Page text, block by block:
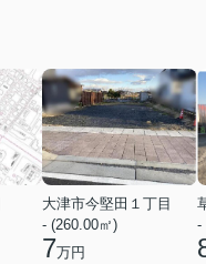
大津市今堅田１丁目
- (260.00㎡)
7万円
-